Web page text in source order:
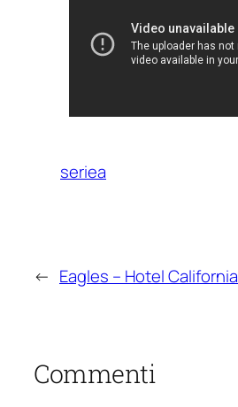
seriea
← Eagles – Hotel California
Commenti